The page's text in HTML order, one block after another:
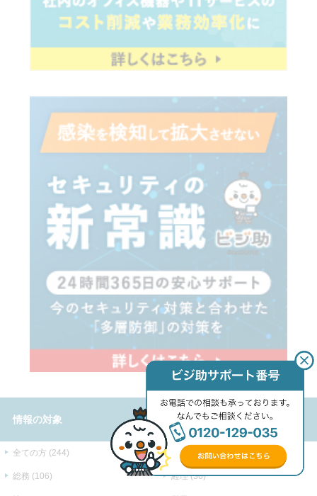
情報の対象
全ての方 (244) 経営層 (179)
総務 (106) 経理 (36)